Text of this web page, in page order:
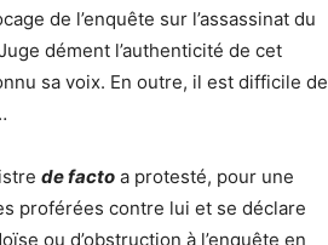
de l’enquête sur l’assassinat du
dément l’authenticité de cet
sa voix. En outre, il est difficile de
de facto a protesté, pour une
proférées contre lui et se déclare
ou d’obstruction à l’enquête en